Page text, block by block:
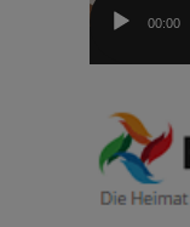
00:00